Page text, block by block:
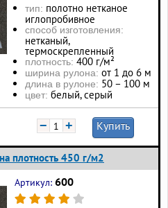
тип: полотно нетканое
иглопробивное
способ изготовления:
нетканый,
термоскрепленный
плотность: 400 г/м²
ширина рулона: от 1 до 6 м
длина в рулоне: 50 – 100 м
цвет: белый, серый
− + Купить
плотность 450 г/м2
Артикул: 600